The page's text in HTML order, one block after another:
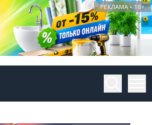
РЕКЛАМА • 18+